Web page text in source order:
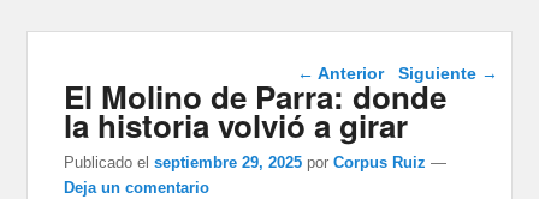
Navegación de
entradas
← Anterior Siguiente →
El Molino de Parra: donde
la historia volvió a girar
Publicado el septiembre 29, 2025 porCorpus Ruiz —
Deja un comentario